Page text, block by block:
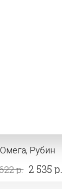
Рубин
р. 2 535 р.